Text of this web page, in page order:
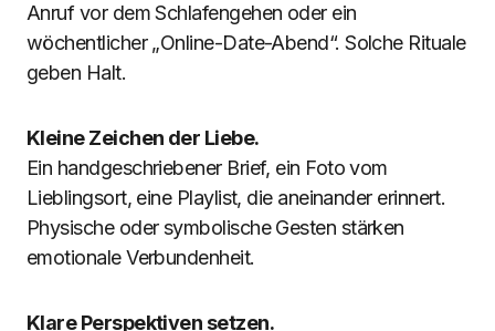
Anruf vor dem Schlafengehen oder ein
wöchentlicher „Online-Date-Abend“. Solche Rituale
geben Halt.
Kleine Zeichen der Liebe.
Ein handgeschriebener Brief, ein Foto vom
Lieblingsort, eine Playlist, die aneinander erinnert.
Physische oder symbolische Gesten stärken
emotionale Verbundenheit.
Klare Perspektiven setzen.